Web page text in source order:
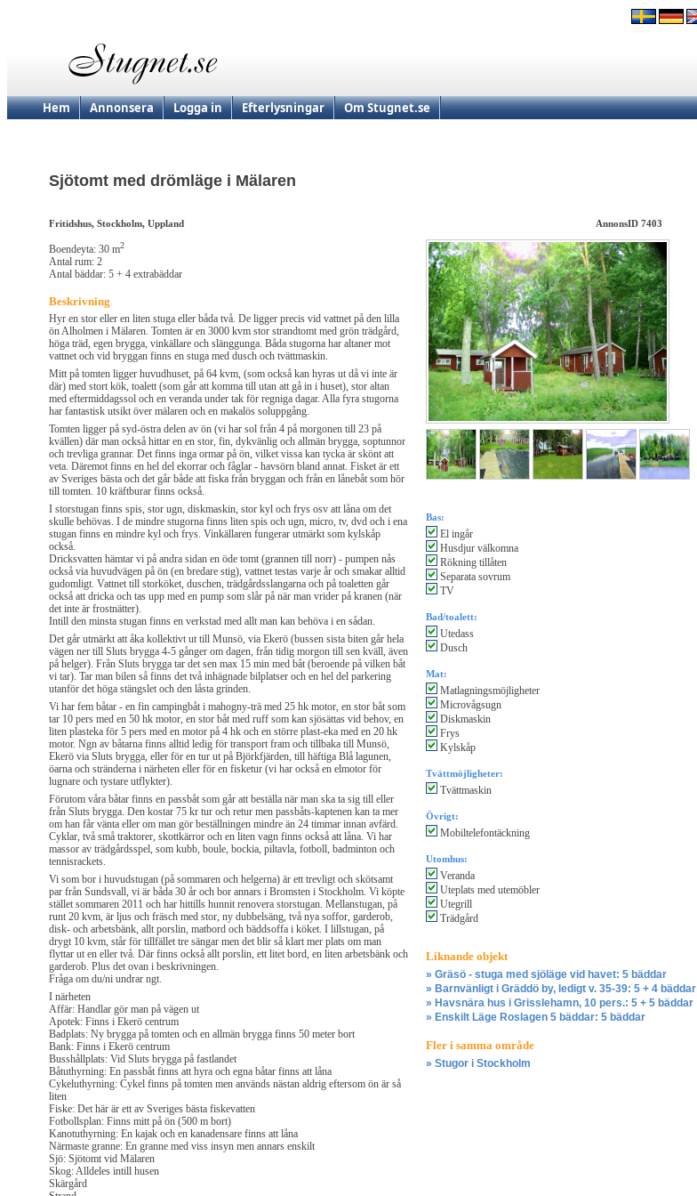
Hem Annonsera Logga in Efterlysningar Om Stugnet.se
Sjötomt med drömläge i Mälaren
Fritidshus, Stockholm, Uppland AnnonsID 7403
Boendeyta: 30 m2
Antal rum: 2
Antal bäddar: 5 + 4 extrabäddar
Beskrivning
Hyr en stor eller en liten stuga eller båda två. De ligger precis vid vattnet på den lilla
ön Alholmen i Mälaren. Tomten är en 3000 kvm stor strandtomt med grön trädgård,
höga träd, egen brygga, vinkällare och slänggunga. Båda stugorna har altaner mot
vattnet och vid bryggan finns en stuga med dusch och tvättmaskin.
Mitt på tomten ligger huvudhuset, på 64 kvm, (som också kan hyras ut då vi inte är
där) med stort kök, toalett (som går att komma till utan att gå in i huset), stor altan
med eftermiddagssol och en veranda under tak för regniga dagar. Alla fyra stugorna
har fantastisk utsikt över mälaren och en makalös soluppgång.
Tomten ligger på syd-östra delen av ön (vi har sol från 4 på morgonen till 23 på
kvällen) där man också hittar en en stor, fin, dykvänlig och allmän brygga, soptunnor
och trevliga grannar. Det finns inga ormar på ön, vilket vissa kan tycka är skönt att
veta. Däremot finns en hel del ekorrar och fåglar - havsörn bland annat. Fisket är ett
av Sveriges bästa och det går både att fiska från bryggan och från en lånebåt som hör
till tomten. 10 kräftburar finns också.
I storstugan finns spis, stor ugn, diskmaskin, stor kyl och frys osv att låna om det
skulle behövas. I de mindre stugorna finns liten spis och ugn, micro, tv, dvd och i ena
stugan finns en mindre kyl och frys. Vinkällaren fungerar utmärkt som kylskåp
också.
Dricksvatten hämtar vi på andra sidan en öde tomt (grannen till norr) - pumpen nås
också via huvudvägen på ön (en bredare stig), vattnet testas varje år och smakar alltid
gudomligt. Vattnet till storköket, duschen, trädgårdsslangarna och på toaletten går
också att dricka och tas upp med en pump som slår på när man vrider på kranen (när
det inte är frostnätter).
Intill den minsta stugan finns en verkstad med allt man kan behöva i en sådan.
Det går utmärkt att åka kollektivt ut till Munsö, via Ekerö (bussen sista biten går hela
vägen ner till Sluts brygga 4-5 gånger om dagen, från tidig morgon till sen kväll, även
på helger). Från Sluts brygga tar det sen max 15 min med båt (beroende på vilken båt
vi tar). Tar man bilen så finns det två inhägnade bilplatser och en hel del parkering
utanför det höga stängslet och den låsta grinden.
Vi har fem båtar - en fin campingbåt i mahogny-trä med 25 hk motor, en stor båt som
tar 10 pers med en 50 hk motor, en stor båt med ruff som kan sjösättas vid behov, en
liten plasteka för 5 pers med en motor på 4 hk och en större plast-eka med en 20 hk
motor. Ngn av båtarna finns alltid ledig för transport fram och tillbaka till Munsö,
Ekerö via Sluts brygga, eller för en tur ut på Björkfjärden, till häftiga Blå lagunen,
öarna och stränderna i närheten eller för en fisketur (vi har också en elmotor för
lugnare och tystare utflykter).
Förutom våra båtar finns en passbåt som går att beställa när man ska ta sig till eller
från Sluts brygga. Den kostar 75 kr tur och retur men passbåts-kaptenen kan ta mer
om han får vänta eller om man gör beställningen mindre än 24 timmar innan avfärd.
Cyklar, två små traktorer, skottkärror och en liten vagn finns också att låna. Vi har
massor av trädgårdsspel, som kubb, boule, bockia, piltavla, fotboll, badminton och
tennisrackets.
Vi som bor i huvudstugan (på sommaren och helgerna) är ett trevligt och skötsamt
par från Sundsvall, vi är båda 30 år och bor annars i Bromsten i Stockholm. Vi köpte
stället sommaren 2011 och har hittills hunnit renovera storstugan. Mellanstugan, på
runt 20 kvm, är ljus och fräsch med stor, ny dubbelsäng, två nya soffor, garderob,
disk- och arbetsbänk, allt porslin, matbord och bäddsoffa i köket. I lillstugan, på
drygt 10 kvm, står för tillfället tre sängar men det blir så klart mer plats om man
flyttar ut en eller två. Där finns också allt porslin, ett litet bord, en liten arbetsbänk och
garderob. Plus det ovan i beskrivningen.
Fråga om du/ni undrar ngt.
I närheten
Affär: Handlar gör man på vägen ut
Apotek: Finns i Ekerö centrum
Badplats: Ny brygga på tomten och en allmän brygga finns 50 meter bort
Bank: Finns i Ekerö centrum
Busshållplats: Vid Sluts brygga på fastlandet
Båtuthyrning: En passbåt finns att hyra och egna båtar finns att låna
Cykeluthyrning: Cykel finns på tomten men används nästan aldrig eftersom ön är så
liten
Fiske: Det här är ett av Sveriges bästa fiskevatten
Fotbollsplan: Finns mitt på ön (500 m bort)
Kanotuthyrning: En kajak och en kanadensare finns att låna
Närmaste granne: En granne med viss insyn men annars enskilt
Sjö: Sjötomt vid Mälaren
Skog: Alldeles intill husen
Skärgård
Bas:
El ingår
Husdjur välkomna
Rökning tillåten
Separata sovrum
TV
Bad/toalett:
Utedass
Dusch
Mat:
Matlagningsmöjligheter
Microvågsugn
Diskmaskin
Frys
Kylskåp
Tvättmöjligheter:
Tvättmaskin
Övrigt:
Mobiltelefontäckning
Utomhus:
Veranda
Uteplats med utemöbler
Utegrill
Trädgård
Liknande objekt
» Gräsö - stuga med sjöläge vid havet: 5 bäddar
» Barnvänligt i Gräddö by, ledigt v. 35-39: 5 + 4 bäddar
» Havsnära hus i Grisslehamn, 10 pers.: 5 + 5 bäddar
» Enskilt Läge Roslagen 5 bäddar: 5 bäddar
Fler i samma område
» Stugor i Stockholm